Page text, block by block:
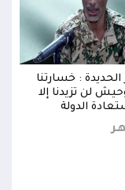
الحديدة : خسارتنا
لن تزيدنا إلا
الدولة